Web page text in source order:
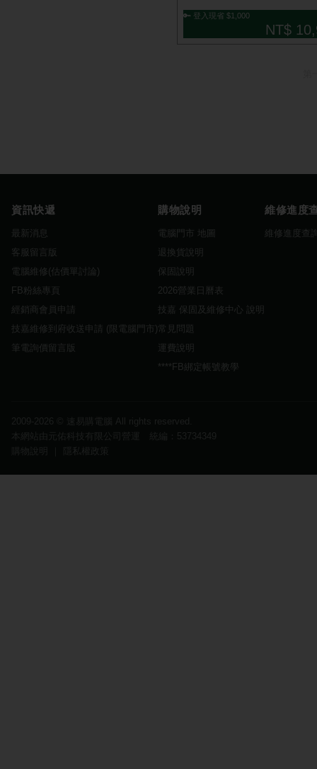
🔑 登入現省 $1,000
NT$
資訊快遞
最新消息
客服留言版
電腦維修(估價單討論)
FB粉絲專頁
經銷商會員申請
技嘉維修到府收送申請 (限電腦門市)
筆電詢價留言版
購物說明
電腦門市 地圖
退換貨說明
保固說明
2026營業日曆表
技嘉 保固及維修中心 說明
常見問題
運費說明
****FB綁定帳號教學
維修進度
維修進度查